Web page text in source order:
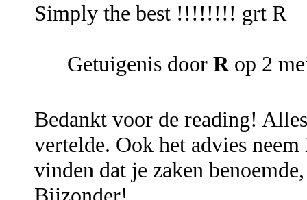
Simply the best !!!!!!!! grt R
Getuigenis door Rop 2
Bedankt voor de reading!
vertelde. Ook het advies
vinden dat je zaken